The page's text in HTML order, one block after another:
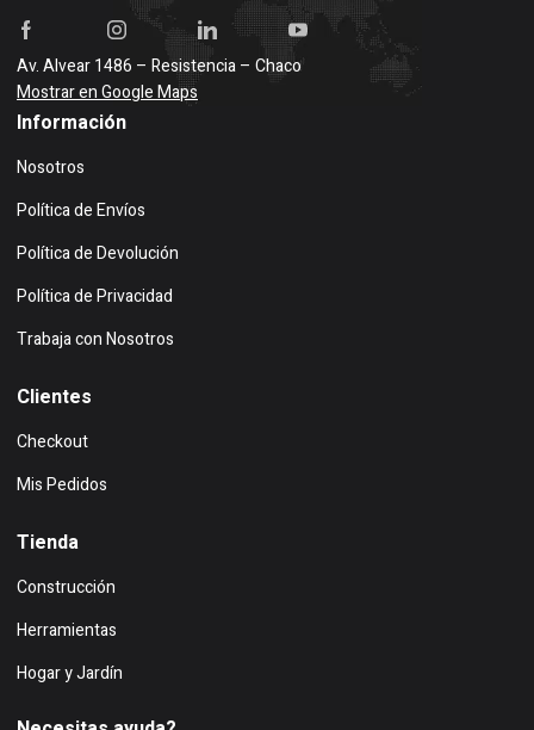
Av. Alvear 1486 – Resistencia – Chaco
Mostrar en Google Maps
Información
Nosotros
Política de Envíos
Política de Devolución
Política de Privacidad
Trabaja con Nosotros
Clientes
Checkout
Mis Pedidos
Tienda
Construcción
Herramientas
Hogar y Jardín